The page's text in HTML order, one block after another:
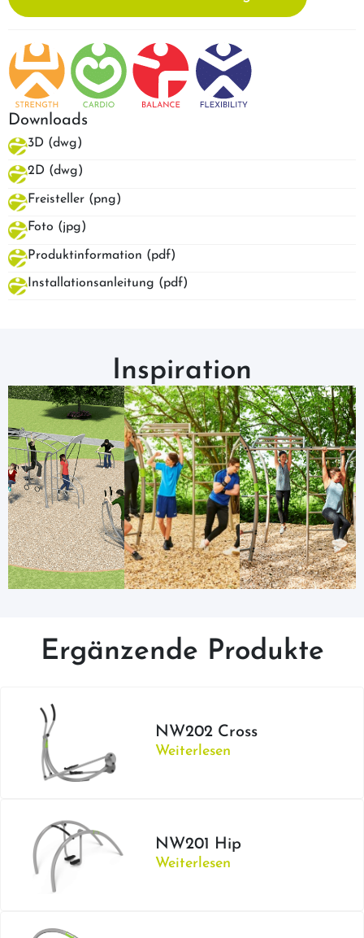
Downloads
3D (dwg)
2D (dwg)
Freisteller (png)
Foto (jpg)
Produktinformation (pdf)
Installationsanleitung (pdf)
Inspiration
Ergänzende Produkte
NW202 Cross
Weiterlesen
NW201 Hip
Weiterlesen